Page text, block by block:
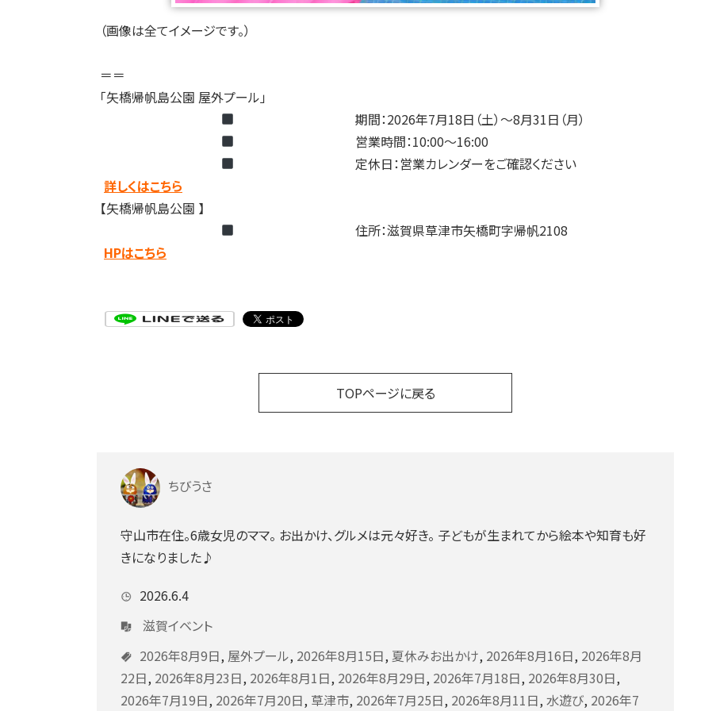
（画像は全てイメージです。）
＝＝
「矢橋帰帆島公園 屋外プール」
期間：2026年7月18日（土）～8月31日（月）
営業時間：10:00～16:00
定休日：営業カレンダーをご確認ください
詳しくはこちら
【矢橋帰帆島公園 】
住所：滋賀県草津市矢橋町字帰帆2108
HPはこちら
TOPページに戻る
ちびうさ
守山市在住。6歳女児のママ。 お出かけ、グルメは元々好き。 子どもが生まれてから絵本や知育も好
きになりました♪
2026.6.4
滋賀イベント
2026年8月9日, 屋外プール, 2026年8月15日, 夏休みお出かけ, 2026年8月16日, 2026年8月
22日, 2026年8月23日, 2026年8月1日, 2026年8月29日, 2026年7月18日, 2026年8月30日,
2026年7月19日, 2026年7月20日, 草津市, 2026年7月25日, 2026年8月11日, 水遊び, 2026年7